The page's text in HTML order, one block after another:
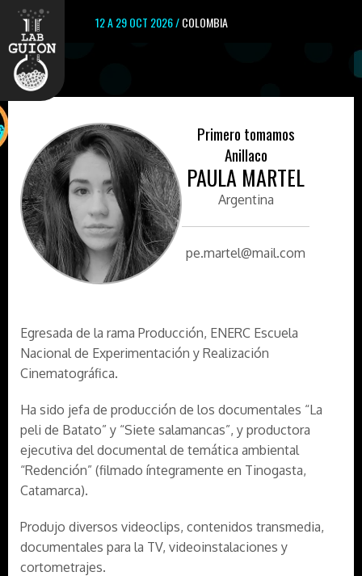
12 A 29 OCT 2026 /COLOMBIA
Primero tomamos
Anillaco
PAULA MARTEL
Argentina
pe.martel@mail.com
Egresada de la rama Producción, ENERC Escuela
Nacional de Experimentación y Realización
Cinematográfica.
Ha sido jefa de producción de los documentales “La
peli de Batato” y “Siete salamancas”, y productora
ejecutiva del documental de temática ambiental
“Redención” (filmado íntegramente en Tinogasta,
Catamarca).
Produjo diversos videoclips, contenidos transmedia,
documentales para la TV, videoinstalaciones y
cortometrajes.